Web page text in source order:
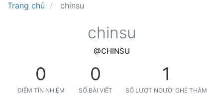
Trang chủ chinsu
chinsu
@CHINSU
0
ĐIỂM TÍN NHIỆM
0
SỐ BÀI VIẾT
1
SỐ LƯỢT NGƯỜI GHÉ THĂM